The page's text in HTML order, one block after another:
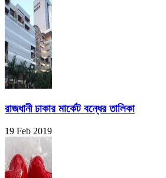
রাজধানী ঢাকার মার্কেট বন্ধের তালিকা
19 Feb 2019